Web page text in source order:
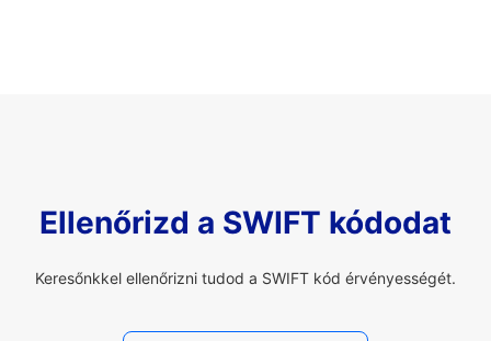
Ellenőrizd a SWIFT kódodat
Keresőnkkel ellenőrizni tudod a SWIFT kód érvényességét.